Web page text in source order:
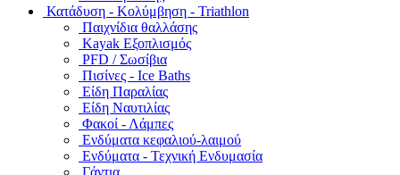
Κατάδυση - Κολύμβηση - Triathlon
Παιχνίδια θαλλάσης
Kayak Εξοπλισμός
PFD / Σωσίβια
Πισίνες - Ice Baths
Είδη Παραλίας
Είδη Ναυτιλίας
Φακοί - Λάμπες
Ενδύματα κεφαλιού-λαιμού
Ενδύματα - Τεχνική Ενδυμασία
Γάντια